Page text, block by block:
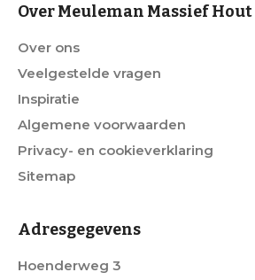
Over Meuleman Massief Hout
Over ons
Veelgestelde vragen
Inspiratie
Algemene voorwaarden
Privacy- en cookieverklaring
Sitemap
Adresgegevens
Hoenderweg 3